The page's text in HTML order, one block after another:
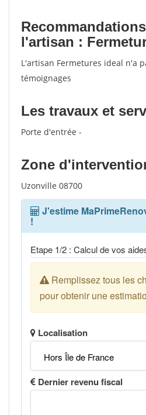
l'artisan :
L'artisan Fermetures ideal n'a
témoignages
Les travaux et
Porte d'entrée -
Zone
Uzonville 08700